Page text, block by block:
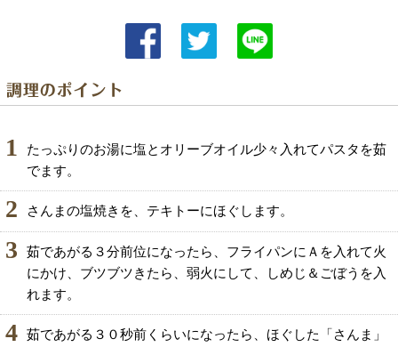
1
たっぷりのお湯に塩とオリーブオイル少々入れてパスタを茹
でます。
2 さんまの塩焼きを、テキトーにほぐします。
3
茹であがる３分前位になったら、フライパンにＡを入れて火
にかけ、ブツブツきたら、弱火にして、しめじ＆ごぼうを入
れます。
4
茹であがる３０秒前くらいになったら、ほぐした「さんま」